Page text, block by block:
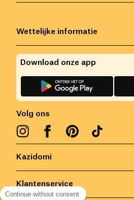
Kazidomi
Klantenservice
Wettelijke informatie
Volg ons
Download onze app
Continue without consent